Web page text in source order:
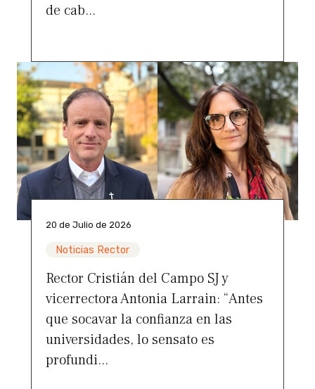
de cab...
20 de Julio de 2026
Noticias Rector
Rector Cristián del Campo SJ y
vicerrectora Antonia Larrain: “Antes
que socavar la confianza en las
universidades, lo sensato es
profundi...